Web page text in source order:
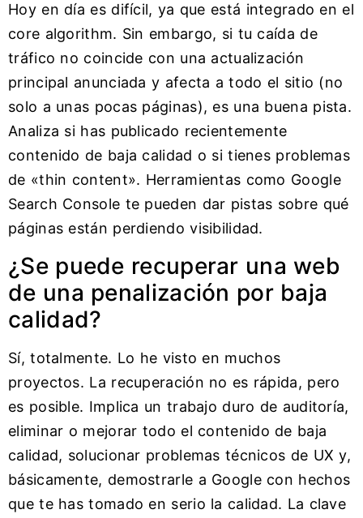
Hoy en día es difícil, ya que está integrado en el
core algorithm. Sin embargo, si tu caída de
tráfico no coincide con una actualización
principal anunciada y afecta a todo el sitio (no
solo a unas pocas páginas), es una buena pista.
Analiza si has publicado recientemente
contenido de baja calidad o si tienes problemas
de «thin content». Herramientas como Google
Search Console te pueden dar pistas sobre qué
páginas están perdiendo visibilidad.
¿Se puede recuperar una web
de una penalización por baja
calidad?
Sí, totalmente. Lo he visto en muchos
proyectos. La recuperación no es rápida, pero
es posible. Implica un trabajo duro de auditoría,
eliminar o mejorar todo el contenido de baja
calidad, solucionar problemas técnicos de UX y,
básicamente, demostrarle a Google con hechos
que te has tomado en serio la calidad. La clave